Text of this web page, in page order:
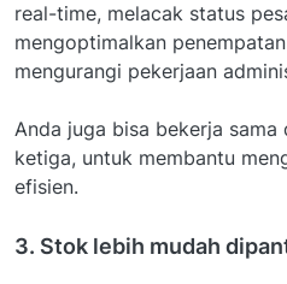
real-time, melacak status
mengoptimalkan
mengurangi pekerjaan
Anda juga bisa bekerja
ketiga, untuk membantu
efisien.
3. Stok lebih mudah